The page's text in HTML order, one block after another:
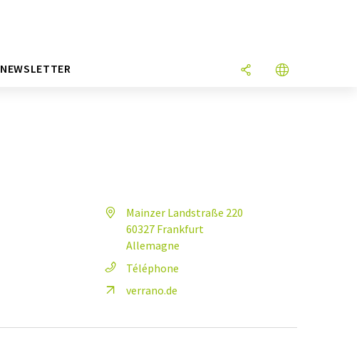
NEWSLETTER
Mainzer Landstraße 220
60327 Frankfurt
Allemagne
Téléphone
verrano.de